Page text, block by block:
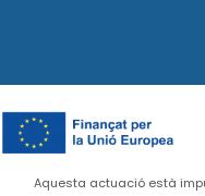
Aquesta actuació està